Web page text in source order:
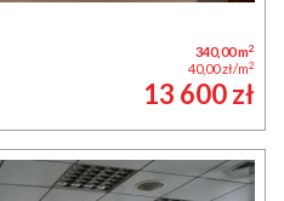
340,00 m2
40,00 zł/m2
13 600 zł